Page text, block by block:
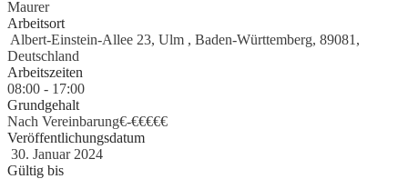
Maurer
Arbeitsort
Albert-​Einstein-Allee 23, Ulm , Baden-Württemberg, 89081,
Deutschland
Arbeitszeiten
08:00 - 17:00
Grundgehalt
Nach Vereinbarung€-€€€€€
Veröffentlichungsdatum
30. Januar 2024
Gültig bis